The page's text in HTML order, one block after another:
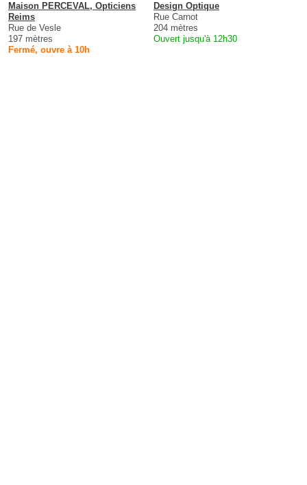
Maison PERCEVAL, Opticiens
Reims
Rue de Vesle
197 mètres
Fermé, ouvre à 10h
Design Optique
Rue Carnot
204 mètres
Ouvert jusqu'à 12h30